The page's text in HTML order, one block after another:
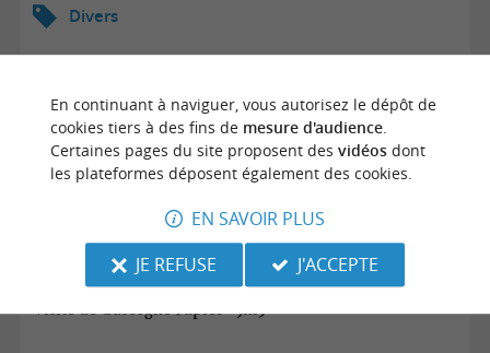
Divers
Visite de Gascogne Papier - 9h15
En continuant à naviguer, vous autorisez le dépôt de
cookies tiers à des fins de mesure d'audience.
Certaines pages du site proposent des vidéosdont
les plateformes déposent également des cookies.
EN SAVOIR PLUS
JE REFUSE
J'ACCEPTE